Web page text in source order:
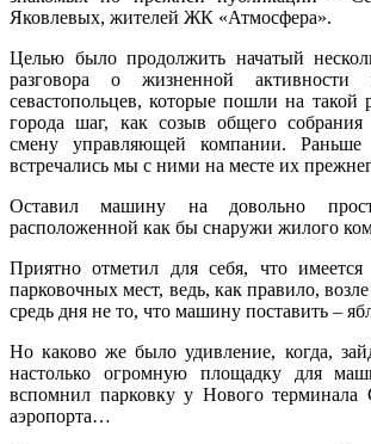
Яковлевых, жителей ЖК «Атмосфера».
Целью было продолжить начатый
разговора о жизненной активности
севастопольцев, которые пошли на такой
города шаг, как созыв общего собрания
смену управляющей компании.
встречались мы с ними на месте их
Оставил машину на довольно
расположенной как бы снаружи жилого
Приятно отметил для себя, что
парковочных мест, ведь, как правило,
средь дня не то, что машину поставить –
Но каково же было удивление, когда,
настолько огромную площадку для
вспомнил парковку у Нового терминала
аэропорта…